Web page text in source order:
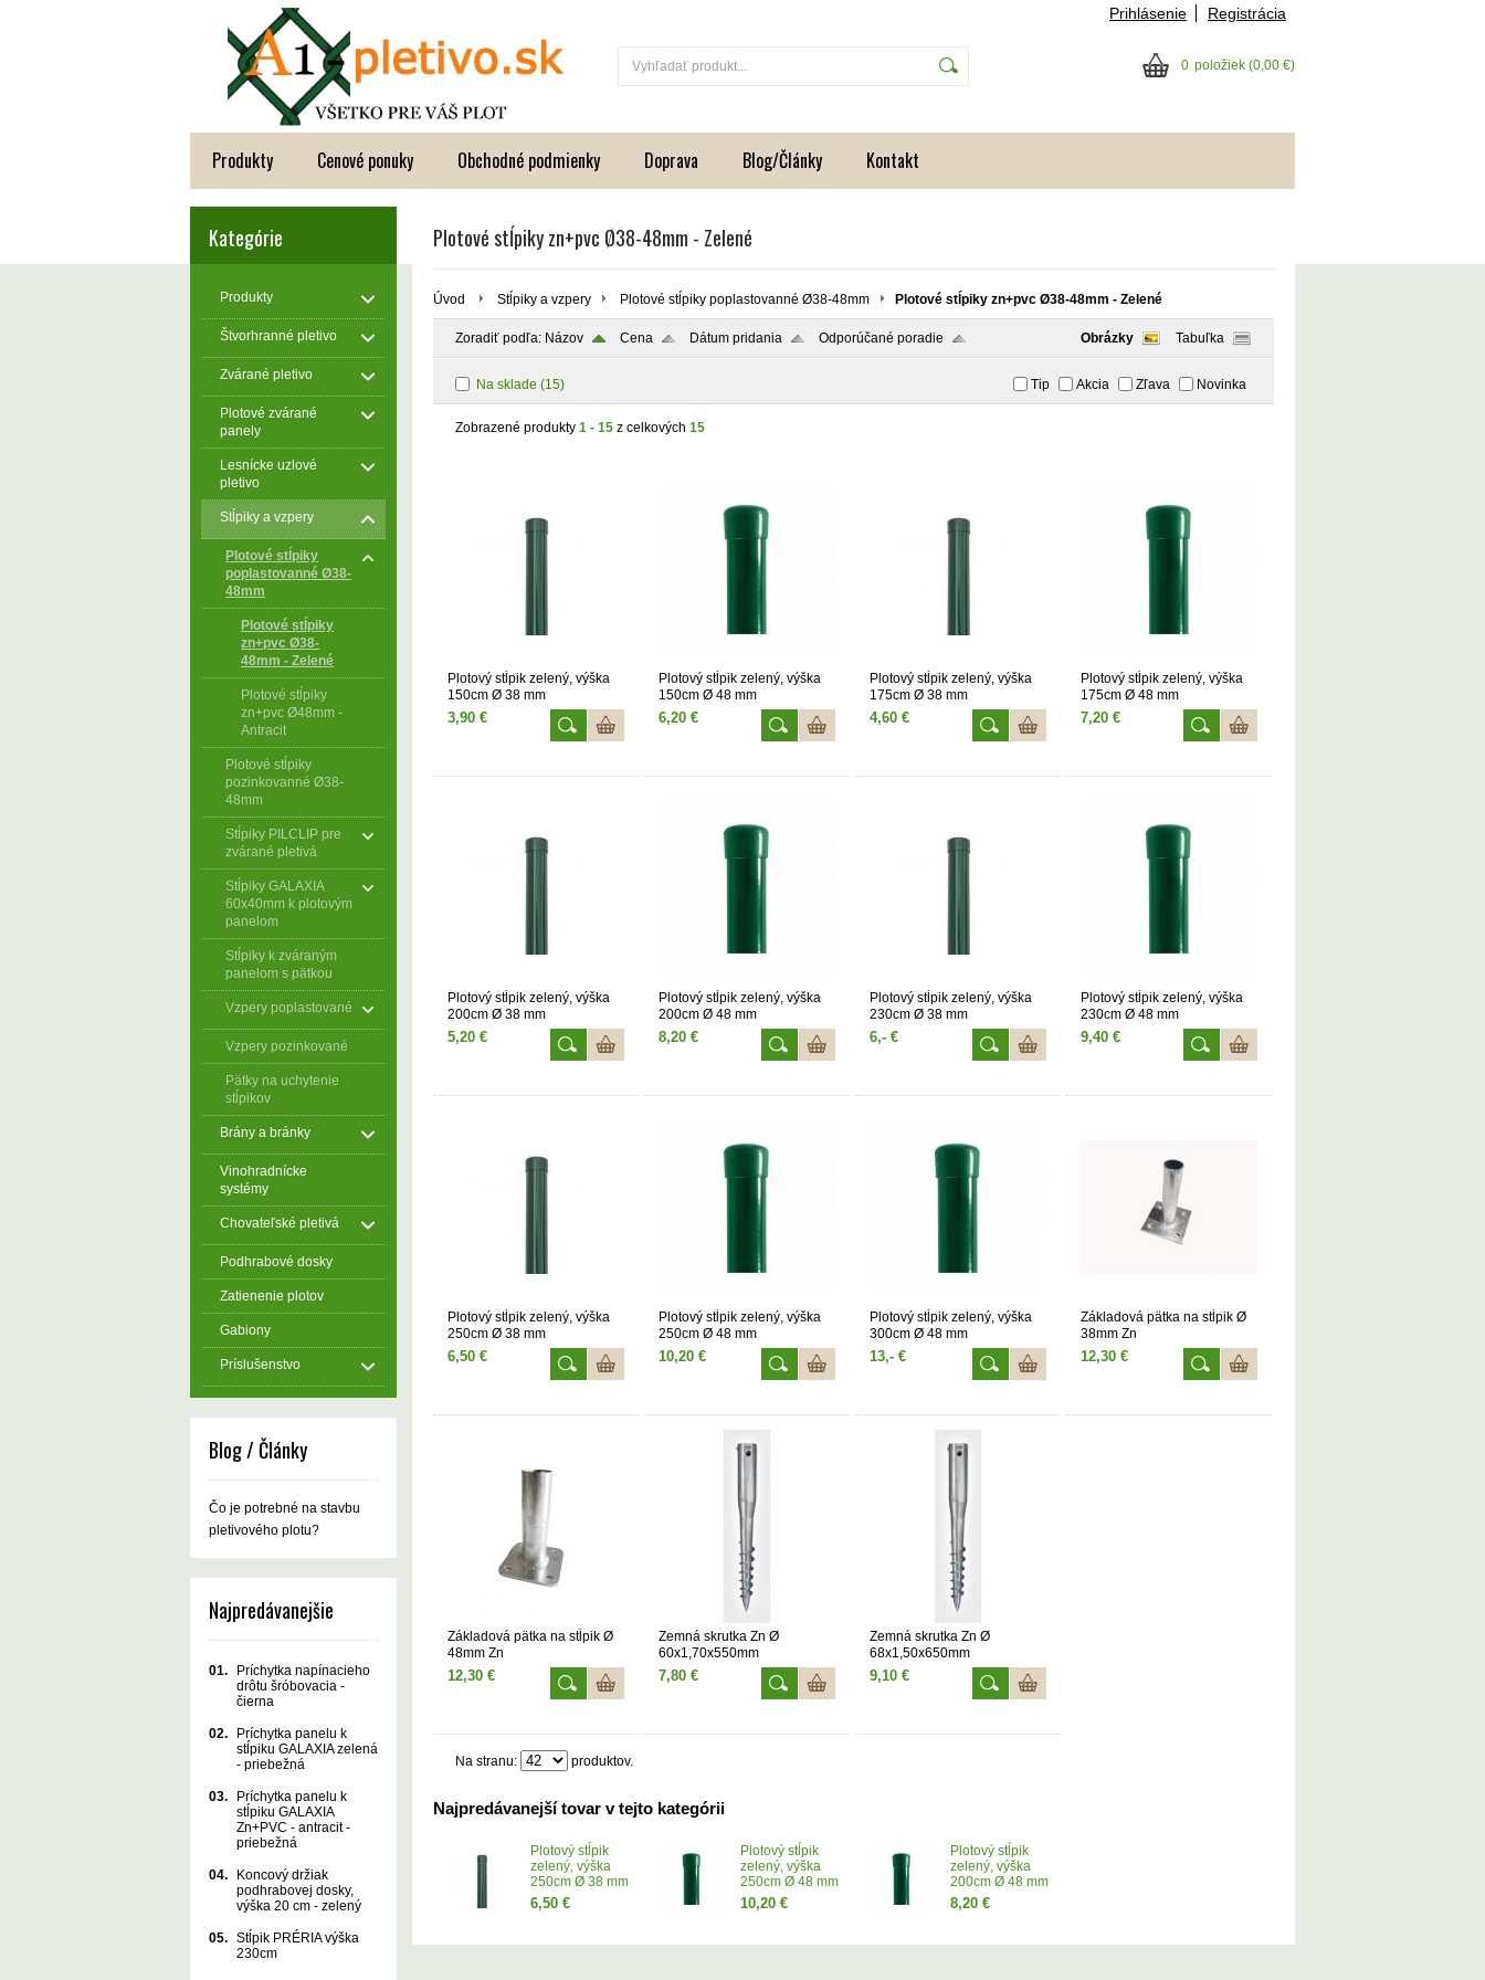
Prihlásenie Registrácia
0 položiek (0,00 €)
Produkty Cenové ponuky Obchodné podmienky Doprava Blog/Články Kontakt
Kategórie
Produkty
Štvorhranné pletivo
Zvárané pletivo
Plotové zvárané
panely
Lesnícke uzlové
pletivo
Stĺpiky a vzpery
Plotové stĺpiky
poplastovanné Ø38-
48mm
Plotové stĺpiky
zn+pvc Ø38-
48mm - Zelené
Plotové stĺpiky
zn+pvc Ø48mm -
Antracit
Plotové stĺpiky
pozinkovanné Ø38-
48mm
Stĺpiky PILCLIP pre
zvárané pletivá
Stĺpiky GALAXIA
60x40mm k plotovým
panelom
Stĺpiky k zváraným
panelom s pätkou
Vzpery poplastované
Vzpery pozinkované
Pätky na uchytenie
stĺpikov
Brány a bránky
Vinohradnícke
systémy
Chovateľské pletivá
Podhrabové dosky
Zatienenie plotov
Gabiony
Príslušenstvo
Blog / Články
Čo je potrebné na stavbu
pletivového plotu?
Najpredávanejšie
01.
Príchytka napínacieho
drôtu šróbovacia -
čierna
02.
Príchytka panelu k
stĺpiku GALAXIA zelená
- priebežná
03.
Príchytka panelu k
stĺpiku GALAXIA
Zn+PVC - antracit -
priebežná
04.
Koncový držiak
podhrabovej dosky,
výška 20 cm - zelený
05. Stĺpik PRÉRIA výška
230cm
Plotové stĺpiky zn+pvc Ø38-48mm - Zelené
Úvod Stĺpiky a vzpery Plotové stĺpiky poplastovanné Ø38-48mm Plotové stĺpiky zn+pvc Ø38-48mm - Zelené
Zoradiť podľa: Názov Cena Dátum pridania Odporúčané poradie Obrázky Tabuľka
Na sklade (15) Tip Akcia Zľava Novinka
Zobrazené produkty 1 - 15 z celkových 15
Plotový stĺpik zelený, výška
150cm Ø 38 mm
3,90 €
Plotový stĺpik zelený, výška
150cm Ø 48 mm
6,20 €
Plotový stĺpik zelený, výška
175cm Ø 38 mm
4,60 €
Plotový stĺpik zelený, výška
175cm Ø 48 mm
7,20 €
Plotový stĺpik zelený, výška
200cm Ø 38 mm
5,20 €
Plotový stĺpik zelený, výška
200cm Ø 48 mm
8,20 €
Plotový stĺpik zelený, výška
230cm Ø 38 mm
6,- €
Plotový stĺpik zelený, výška
230cm Ø 48 mm
9,40 €
Plotový stĺpik zelený, výška
250cm Ø 38 mm
6,50 €
Plotový stĺpik zelený, výška
250cm Ø 48 mm
10,20 €
Plotový stĺpik zelený, výška
300cm Ø 48 mm
13,- €
Základová pätka na stĺpik Ø
38mm Zn
12,30 €
Základová pätka na stĺpik Ø
48mm Zn
12,30 €
Zemná skrutka Zn Ø
60x1,70x550mm
7,80 €
Zemná skrutka Zn Ø
68x1,50x650mm
9,10 €
Na stranu: produktov.
Najpredávanejší tovar v tejto kategórii
Plotový stĺpik
zelený, výška
250cm Ø 38 mm
6,50 €
Plotový stĺpik
zelený, výška
250cm Ø 48 mm
10,20 €
Plotový stĺpik
zelený, výška
200cm Ø 48 mm
8,20 €